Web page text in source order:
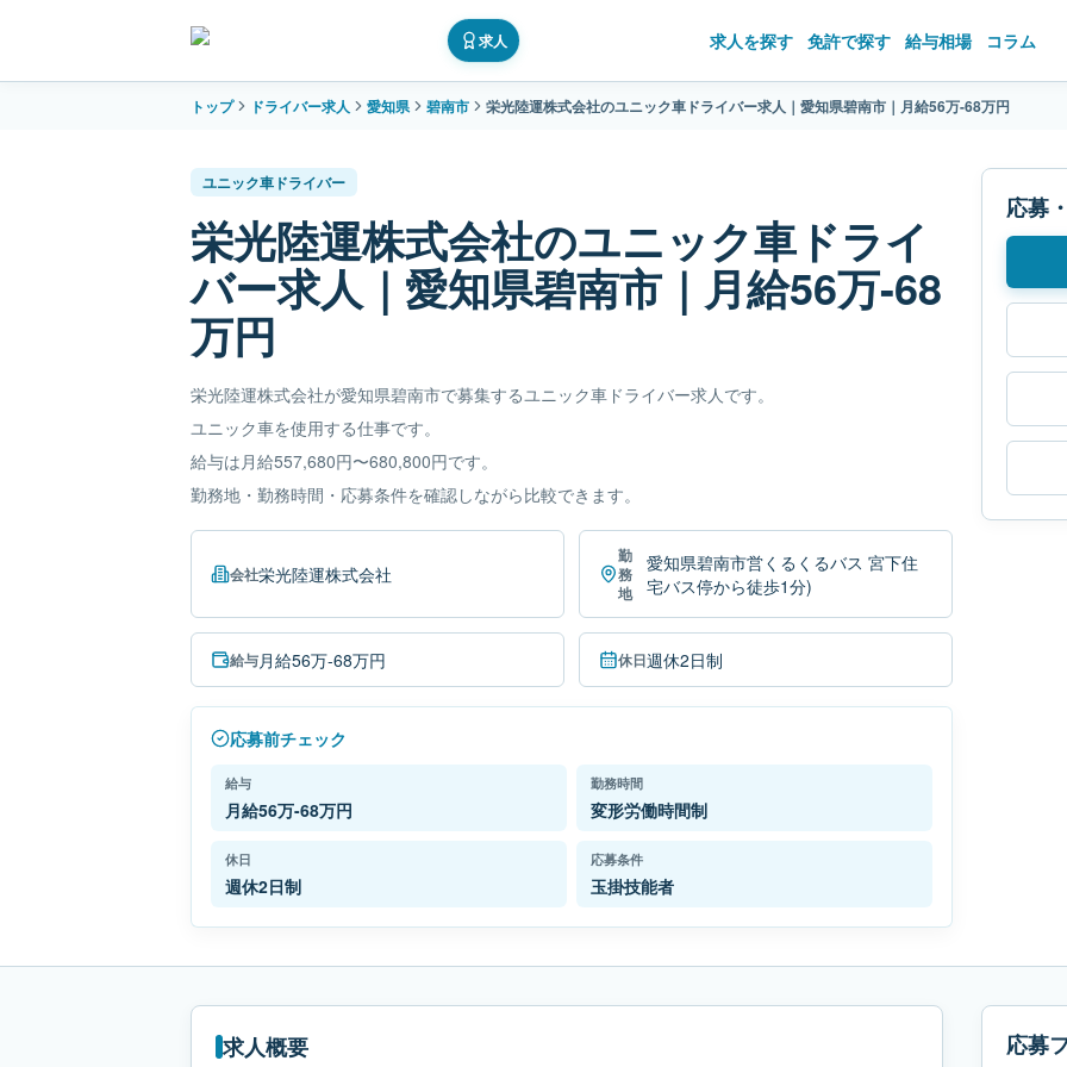
求人 求人を探す 免許で探す 給与相場 コラム
トップ ドライバー求人 愛知県 碧南市 栄光陸運株式会社のユニック車ドライバー求人｜愛知県碧南市｜月給56万-68万円
ユニック車ドライバー
栄光陸運株式会社のユニック車ドライ
バー求人｜愛知県碧南市｜月給56万-68
万円
栄光陸運株式会社が愛知県碧南市で募集するユニック車ドライバー求人です。
ユニック車を使用する仕事です。
給与は月給557,680円〜680,800円です。
勤務地・勤務時間・応募条件を確認しながら比較できます。
会社栄光陸運株式会社
勤
務
地
愛知県碧南市営くるくるバス 宮下住
宅バス停から徒歩1分)
給与月給56万-68万円 休日週休2日制
応募前チェック
給与
月給56万-68万円
勤務時間
変形労働時間制
休日
週休2日制
応募条件
玉掛技能者
応募
求人概要 応募